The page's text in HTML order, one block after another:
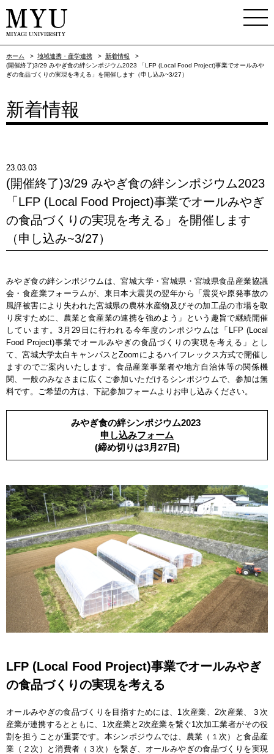
ホーム > 地域連携・産学連携 > 新着情報
>
(開催終了)3/29 みやぎ食の絆シンポジウム2023 「LFP (Local Food Project)事業でオールみや
ぎの食品づくりの実現を考える」を開催します（申し込み~3/27）
新着情報
23.03.03
(開催終了)3/29 みやぎ食の絆シンポジウム2023
「LFP (Local Food Project)事業でオールみやぎ
の食品づくりの実現を考える」を開催します
（申し込み~3/27）
みやぎ食の絆シンポジウムは、宮城大学・宮城県・宮城県食品産業協議
会・食産業フォーラムが、東日本大震災の翌年から「震災や原発事故の
風評被害により失われた宮城県の農林水産物及びその加工品の市場を取
り戻すために、農業と食産業の連携を強めよう」という趣旨で継続開催
しています。3月29日に行われる今年度のンポジウムは「LFP (Local
Food Project)事業でオールみやぎの食品づくりの実現を考える」とし
て、宮城大学太白キャンパスとZoomによるハイフレックス方式で開催し
ますのでご案内いたします。食品産業事業者や地方自治体等の関係機
関、一般のみなさまに広くご参加いただけるシンポジウムで、参加は無
料です。ご希望の方は、下記参加フォームよりお申し込みください。
みやぎ食の絆シンポジウム2023
申し込みフォーム
(締め切りは3月27日)
LFP (Local Food Project)事業でオールみやぎ
の食品づくりの実現を考える
オールみやぎの食品づくりを目指すためには、1次産業、2次産業、３次
産業が連携するとともに、1次産業と2次産業を繋ぐ1次加工業者がその役
割を担うことが重要です。本シンポジウムでは、農業（１次）と食品産
業（２次）と消費者（３次）を繋ぎ、オールみやぎの食品づくりを実現